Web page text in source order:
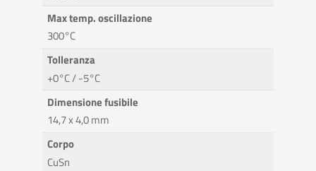
Max temp. oscillazione
300°C
Tolleranza
+0°C / -5°C
Dimensione fusibile
14,7 x 4,0 mm
Corpo
CuSn